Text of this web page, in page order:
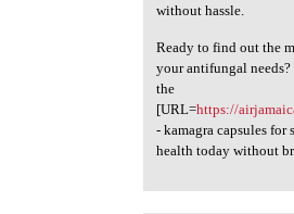
without hassle.
Ready to find out the
your antifungal needs?
the
[URL=https://
- kamagra capsules for
health today without